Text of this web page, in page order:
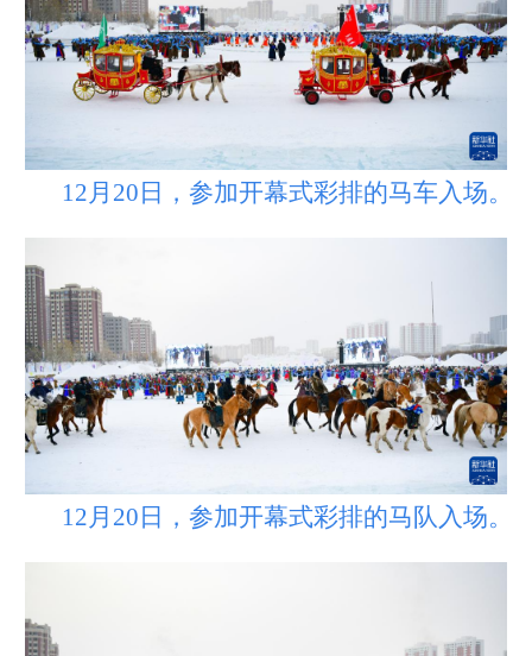
12月20日，参加开幕式彩排的马车入场。
12月20日，参加开幕式彩排的马队入场。